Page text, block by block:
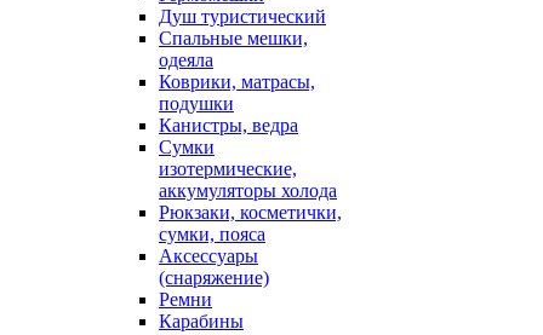
Душ туристический
Спальные мешки,
одеяла
Коврики, матрасы,
подушки
Канистры, ведра
Сумки
изотермические,
аккумуляторы холода
Рюкзаки, косметички,
сумки, пояса
Аксессуары
(снаряжение)
Ремни
Карабины